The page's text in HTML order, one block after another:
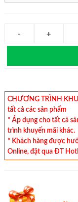
CHƯƠNG TRÌNH
tất cả các sản phẩm
* Áp dụng cho tất cả
trình khuyến mãi khác.
* Khách hàng được
Online, đặt qua ĐT